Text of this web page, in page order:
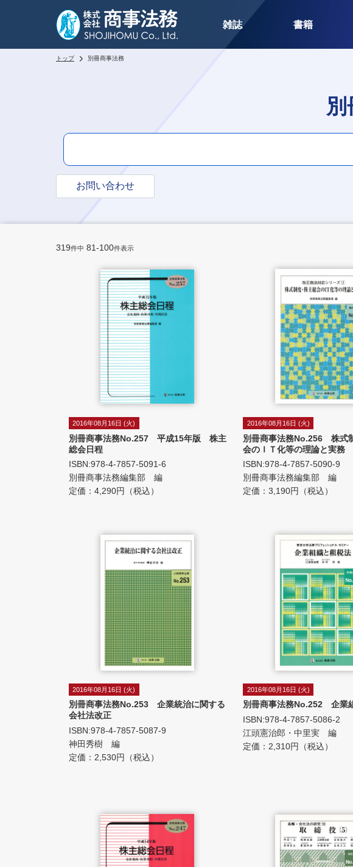
雑誌 書籍
トップ 別冊商事法務
お問い合わせ
319件中 81-100件表示
2016年08月16日 (火)
別冊商事法務No.257 平成15年版 株主
総会日程
ISBN:978-4-7857-5091-6
別冊商事法務編集部 編
定価：4,290円（税込）
2016年08月16日 (火)
別冊商事法務No.256 株式
会のＩＴ化等の理論と実務
ISBN:978-4-7857-5090-9
別冊商事法務編集部 編
定価：3,190円（税込）
2016年08月16日 (火)
別冊商事法務No.253 企業統治に関する
会社法改正
ISBN:978-4-7857-5087-9
神田秀樹 編
定価：2,530円（税込）
2016年08月16日 (火)
別冊商事法務No.252 企業
ISBN:978-4-7857-5086-2
江頭憲治郎・中里実 編
定価：2,310円（税込）